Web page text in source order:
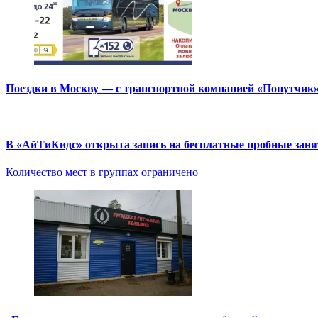
Поездки в Москву — с транспортной компанией «Попутчик»
В «АйТиКидс» открыта запись на бесплатные пробные
Количество мест в группах ограничено